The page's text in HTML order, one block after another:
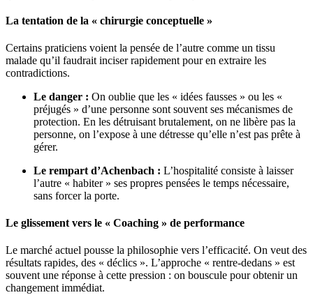
La tentation de la « chirurgie conceptuelle »
Certains praticiens voient la pensée de l’autre comme un tissu
malade qu’il faudrait inciser rapidement pour en extraire les
contradictions.
Le danger : On oublie que les « idées fausses » ou les «
préjugés » d’une personne sont souvent ses mécanismes de
protection. En les détruisant brutalement, on ne libère pas la
personne, on l’expose à une détresse qu’elle n’est pas prête à
gérer.
Le rempart d’Achenbach : L’hospitalité consiste à laisser
l’autre « habiter » ses propres pensées le temps nécessaire,
sans forcer la porte.
Le glissement vers le « Coaching » de performance
Le marché actuel pousse la philosophie vers l’efficacité. On veut des
résultats rapides, des « déclics ». L’approche « rentre-dedans » est
souvent une réponse à cette pression : on bouscule pour obtenir un
changement immédiat.